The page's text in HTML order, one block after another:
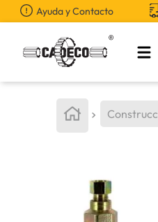
Ayuda y Contacto